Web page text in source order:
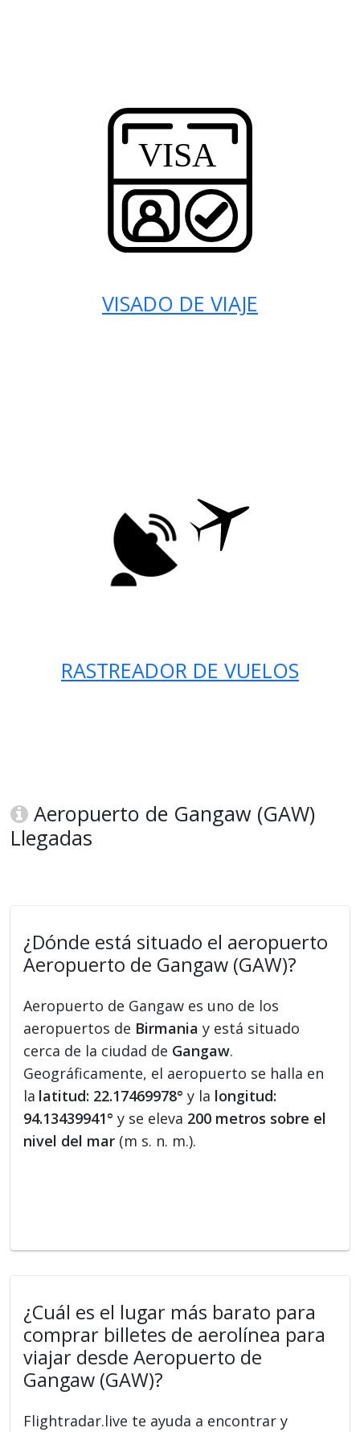
VISADO DE VIAJE
RASTREADOR DE VUELOS
Aeropuerto de Gangaw (GAW)
Llegadas
¿Dónde está situado el aeropuerto
Aeropuerto de Gangaw (GAW)?
Aeropuerto de Gangaw es uno de los
aeropuertos de Birmania y está situado
cerca de la ciudad de Gangaw.
Geográficamente, el aeropuerto se halla en
la latitud: 22.17469978° y la longitud:
94.13439941° y se eleva 200 metros sobre el
nivel del mar (m s. n. m.).
¿Cuál es el lugar más barato para
comprar billetes de aerolínea para
viajar desde Aeropuerto de
Gangaw (GAW)?
Flightradar.live te ayuda a encontrar y